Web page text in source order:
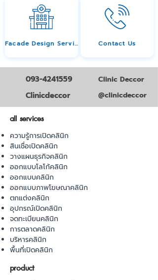
Facade Design Service Contact Us
093-4241559
Clinicdeccor
Clinic Deccor
@clinicdeccor
all services
ความรู้การเปิดคลินิก
สินเชื่อเปิดคลินิก
วางแผนธุรกิจคลินิก
ออกแบบโลโก้คลินิก
ออกแบบคลินิก
ออกแบบภาพโฆษณาคลินิก
ตกแต่งคลินิก
อุปกรณ์เปิดคลินิก
จดทะเบียนคลินิก
การตลาดคลินิก
บริหารคลินิก
พื้นที่เปิดคลินิก
product